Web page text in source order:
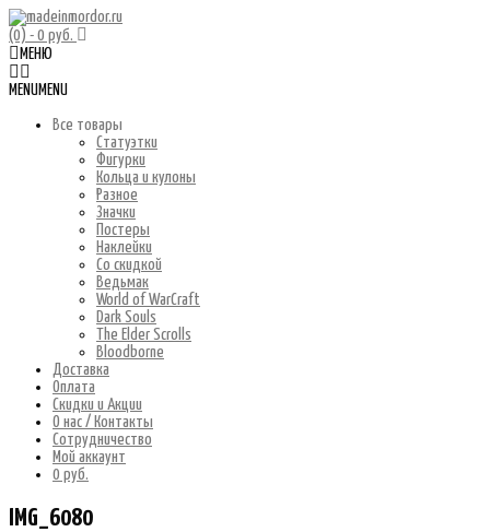
(0) - 0 руб.
МЕНЮ
MENU MENU
Все товары
Статуэтки
Фигурки
Кольца и кулоны
Разное
Значки
Постеры
Наклейки
Со скидкой
Ведьмак
World of WarCraft
Dark Souls
The Elder Scrolls
Bloodborne
Доставка
Оплата
Скидки и Акции
О нас / Контакты
Сотрудничество
Мой аккаунт
0 руб.
IMG_6080